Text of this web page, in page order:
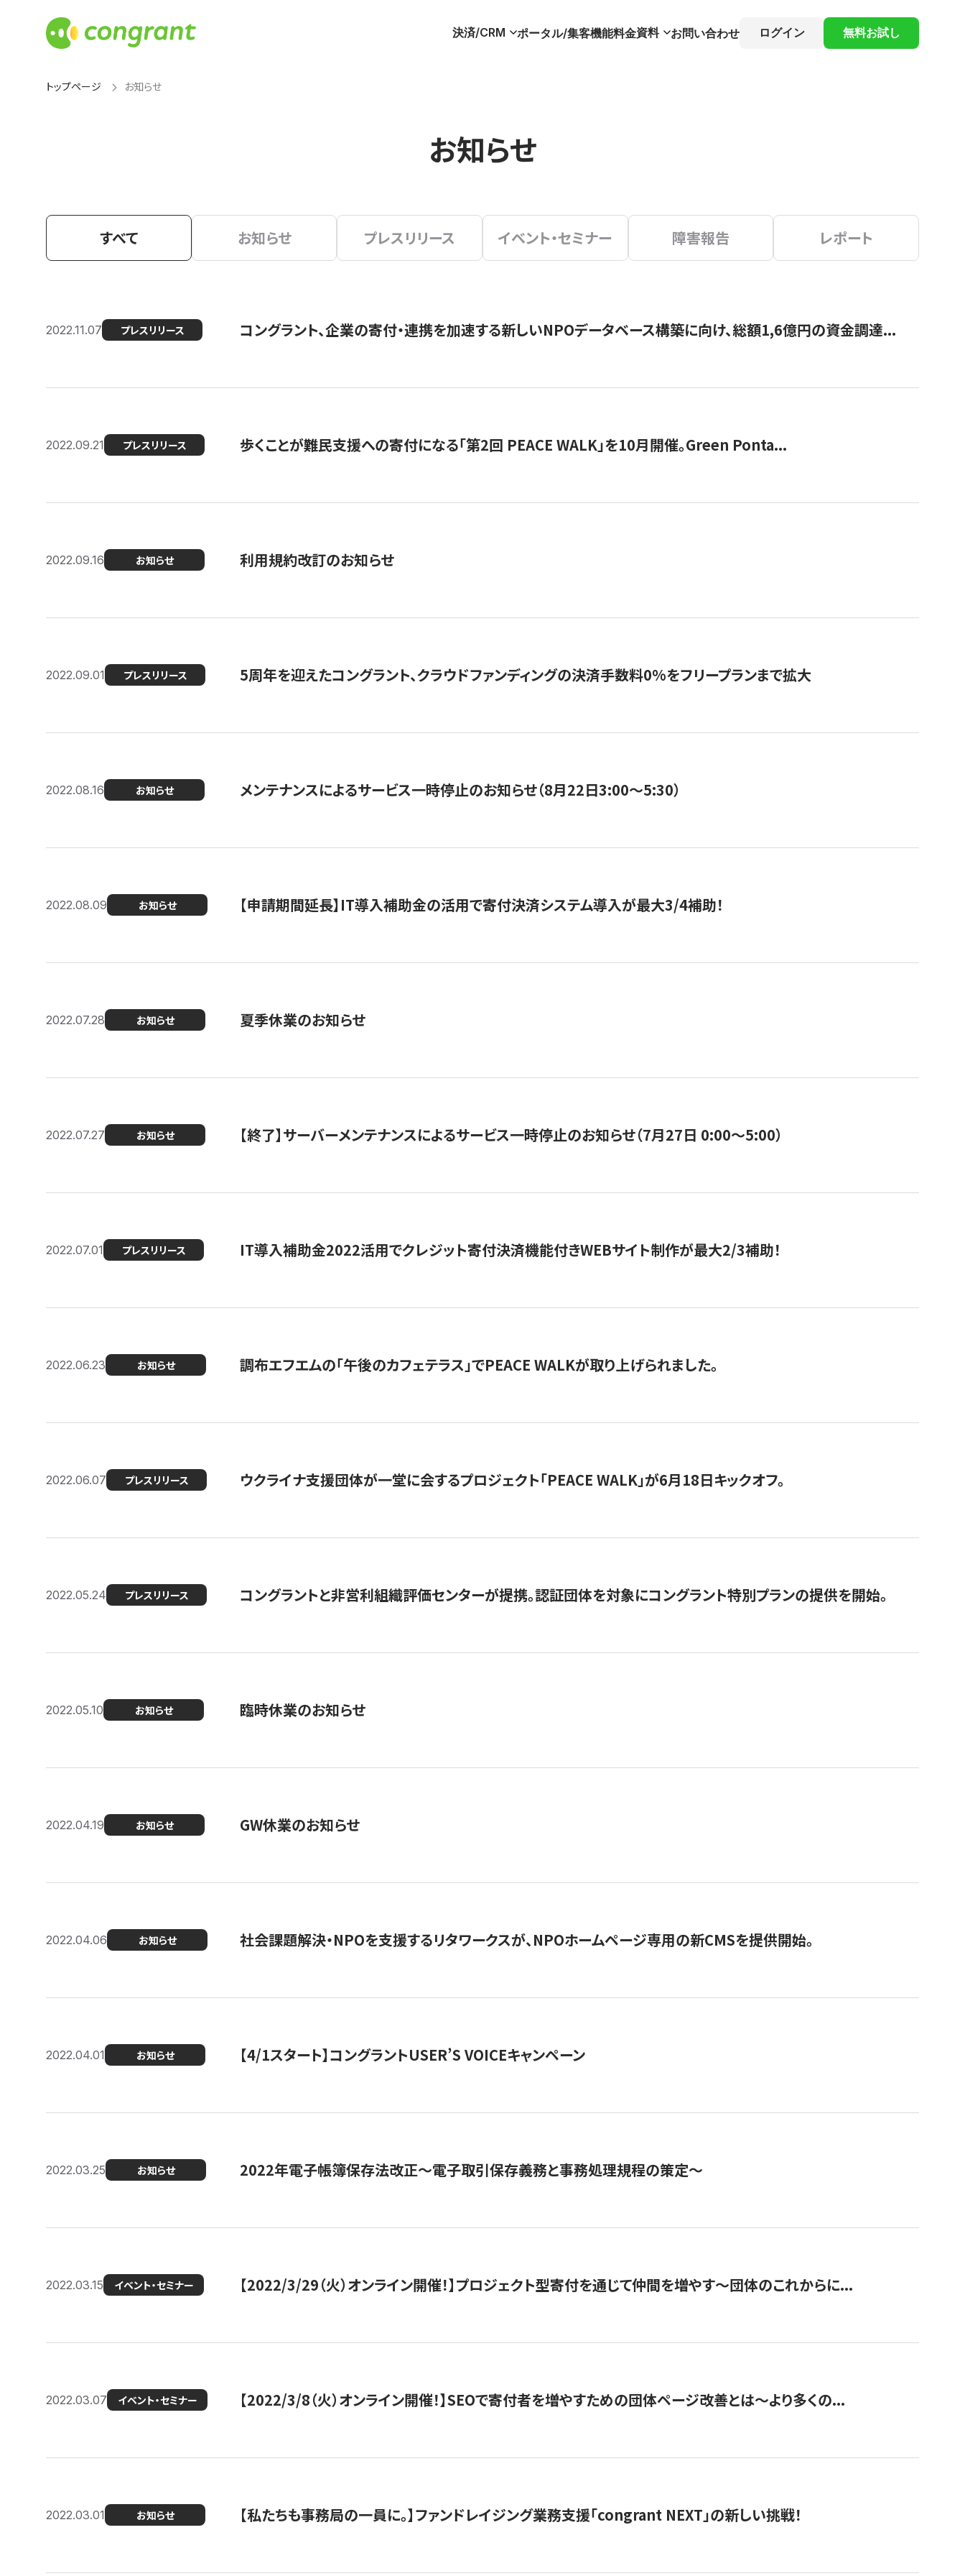
決済/CRM ポータル/集客機能料金資料 お問い合わせ ログイン 無料お試し
トップページ お知らせ
お知らせ
すべて お知らせ プレスリリース イベント・セミナー 障害報告 レポート
2022.11.07 プレスリリース コングラント、企業の寄付・連携を加速する新しいNPOデータベース構築に向け、総額1,6億円の資金調達...
2022.09.21 プレスリリース 歩くことが難民支援への寄付になる「第2回 PEACE WALK」を10月開催。Green Ponta...
2022.09.16 お知らせ 利用規約改訂のお知らせ
2022.09.01 プレスリリース 5周年を迎えたコングラント、クラウドファンディングの決済手数料0%をフリープランまで拡大
2022.08.16 お知らせ メンテナンスによるサービス一時停止のお知らせ（8月22日3:00〜5:30）
2022.08.09 お知らせ 【申請期間延長】IT導入補助金の活用で寄付決済システム導入が最大3/4補助！
2022.07.28 お知らせ 夏季休業のお知らせ
2022.07.27 お知らせ 【終了】サーバーメンテナンスによるサービス一時停止のお知らせ（7月27日 0:00〜5:00）
2022.07.01 プレスリリース IT導入補助金2022活用でクレジット寄付決済機能付きWEBサイト制作が最大2/3補助！
2022.06.23 お知らせ 調布エフエムの「午後のカフェテラス」でPEACE WALKが取り上げられました。
2022.06.07 プレスリリース ウクライナ支援団体が一堂に会するプロジェクト「PEACE WALK」が6月18日キックオフ。
2022.05.24 プレスリリース コングラントと非営利組織評価センターが提携。認証団体を対象にコングラント特別プランの提供を開始。
2022.05.10 お知らせ 臨時休業のお知らせ
2022.04.19 お知らせ GW休業のお知らせ
2022.04.06 お知らせ 社会課題解決・NPOを支援するリタワークスが、NPOホームページ専用の新CMSを提供開始。
2022.04.01 お知らせ 【4/1スタート】コングラントUSER’S VOICEキャンペーン
2022.03.25 お知らせ 2022年電子帳簿保存法改正～電子取引保存義務と事務処理規程の策定～
2022.03.15 イベント・セミナー 【2022/3/29（火）オンライン開催！】プロジェクト型寄付を通じて仲間を増やす～団体のこれからに...
2022.03.07 イベント・セミナー 【2022/3/8（火）オンライン開催！】SEOで寄付者を増やすための団体ページ改善とは～より多くの...
2022.03.01 お知らせ 【私たちも事務局の一員に。】ファンドレイジング業務支援「congrant NEXT」の新しい挑戦！